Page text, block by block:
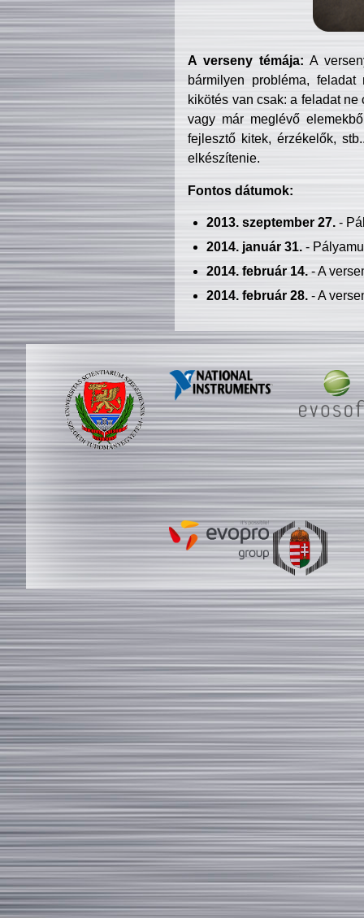
A verseny témája: A
bármilyen probléma, feladat
kikötés van csak: a feladat
vagy már meglévő
fejlesztő kitek, érzékelők,
elkészítenie.
Fontos dátumok:
2013. szeptember 27.-
2014. január 31.-
2014. február 14.- A
2014. február 28.- A